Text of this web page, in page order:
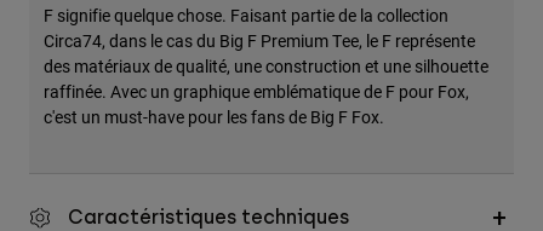
F signifie quelque chose. Faisant partie de la collection
Circa74, dans le cas du Big F Premium Tee, le F représente
des matériaux de qualité, une construction et une silhouette
raffinée. Avec un graphique emblématique de F pour Fox,
c'est un must-have pour les fans de Big F Fox.
Caractéristiques techniques